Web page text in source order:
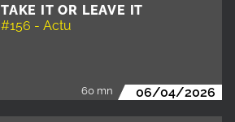
TAKE IT OR LEAVE IT
#156 - Actu
60 mn 06/04/2026